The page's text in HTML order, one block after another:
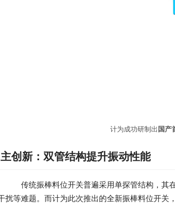
计为成功研制出国产
创新：双管结构提升振动性能
传统振棒料位开关普遍采用单探管结构，其
扰等难题。而计为此次推出的全新振棒料位开关